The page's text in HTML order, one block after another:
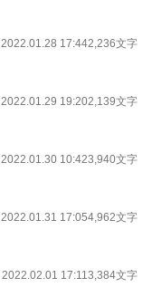
2022.01.28 17:442,236文字
2022.01.29 19:202,139文字
2022.01.30 10:423,940文字
2022.01.31 17:054,962文字
2022.02.01 17:113,384文字